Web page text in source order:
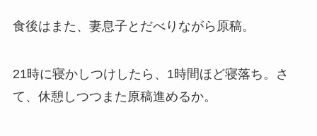
食後はまた、妻息子とだべりながら原稿。
21時に寝かしつけしたら、1時間ほど寝落ち。さ
て、休憩しつつまた原稿進めるか。